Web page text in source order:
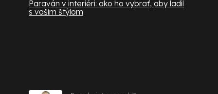
Paraván v interiéri: ako ho vybrať, aby ladil
s vašim štýlom